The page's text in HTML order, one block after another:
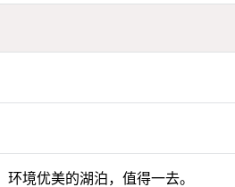
境优美的湖泊，值得一去。